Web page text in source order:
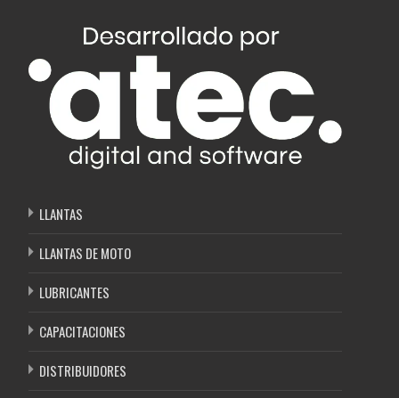
LLANTAS
LLANTAS DE MOTO
LUBRICANTES
CAPACITACIONES
DISTRIBUIDORES